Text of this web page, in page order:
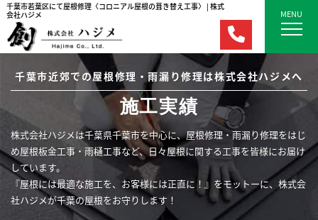
千葉市若葉区にて屋根修理〈コロニアル屋根の葺き替え工事〉 | 株式
会社ハジメ
MENU
千葉市近郊での屋根修理・雨漏り修理は株式会社ハジメへ
施工実績
株式会社ハジメは千葉県千葉市を中心に、屋根修理・雨漏り修理をはじ
め屋根板金工事・雨樋工事など、日々屋根に関する工事を皆様にお届け
しています。
『屋根には最適な施工を、お客様には正直に！』をモットーに、株式会
社ハジメが千葉の屋根をお守りします！